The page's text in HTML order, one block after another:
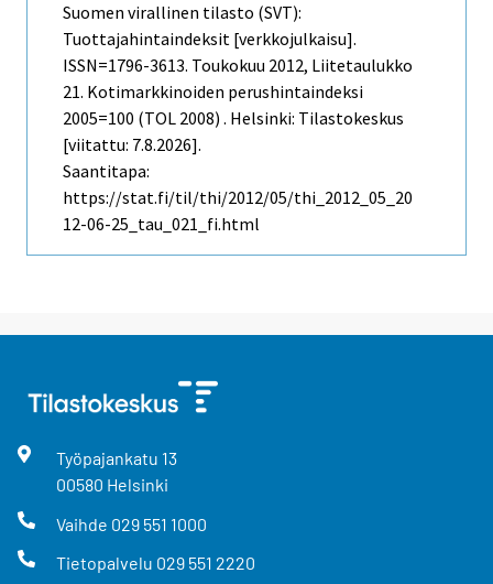
Suomen virallinen tilasto (SVT):
Tuottajahintaindeksit [verkkojulkaisu].
ISSN=1796-3613. Toukokuu 2012, Liitetaulukko
21. Kotimarkkinoiden perushintaindeksi
2005=100 (TOL 2008) . Helsinki: Tilastokeskus
[viitattu: 7.8.2026].
Saantitapa:
https://stat.fi/til/thi/2012/05/thi_2012_05_20
12-06-25_tau_021_fi.html
Työpajankatu 13
00580 Helsinki
Vaihde 029 551 1000
Tietopalvelu 029 551 2220